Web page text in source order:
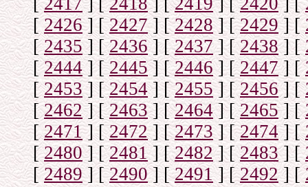
[2426] [2427] [2428] [2429] [
[2435] [2436] [2437] [2438] [
[2444] [2445] [2446 ] [2447] [
[2453] [2454] [2455] [2456] [
[2462] [2463] [2464] [2465] [
[2471] [2472] [2473] [2474] [
[2480] [2481] [2482] [2483] [
[2489] [2490] [2491 ] [2492] [